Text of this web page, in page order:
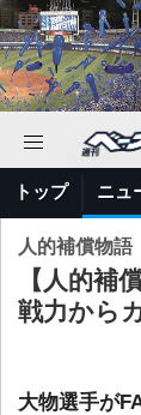
トップ ニュ
人的補償物語
【人的補
戦力から
大物選手が